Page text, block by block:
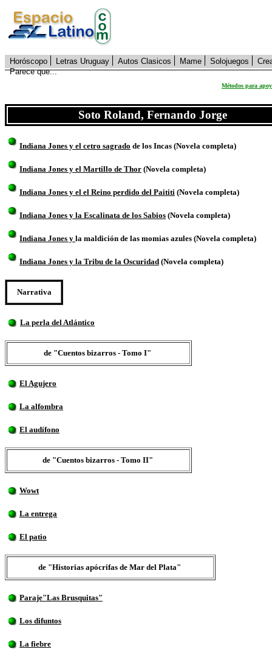
Horóscopo Letras Uruguay Autos Clasicos Mame Solojuegos
Parece que...
Métodos para
Soto Roland, Fernando Jorge
Indiana Jones y el cetro sagrado de los Incas (Novela completa)
Indiana Jones y el Martillo de Thor (Novela completa)
Indiana Jones y el el Reino perdido del Paititi (Novela completa)
Indiana Jones y la Escalinata de los Sabios (Novela completa)
Indiana Jones y la maldición de las momias azules (Novela completa)
Indiana Jones y la Tribu de la Oscuridad (Novela completa)
Narrativa
La perla del Atlántico
de "Cuentos bizarros - Tomo I"
El Agujero
La alfombra
El audífono
de "Cuentos bizarros - Tomo II"
Wowt
La entrega
El patio
de "Historias apócrifas de Mar del Plata"
Paraje"Las Brusquitas"
Los difuntos
La fiebre